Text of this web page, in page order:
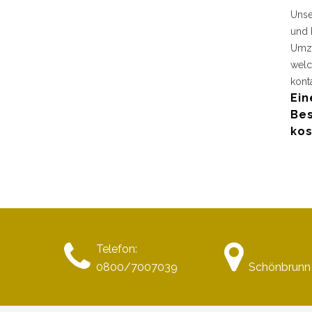
und
Telefon:
0800/7007039
Schönbrunn